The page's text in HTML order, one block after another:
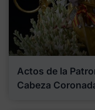
Actos de la
Cabeza